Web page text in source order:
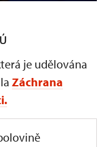
je udělována
Záchrana